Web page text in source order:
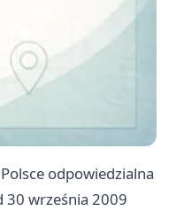
odpowiedzialna
30 września 2009